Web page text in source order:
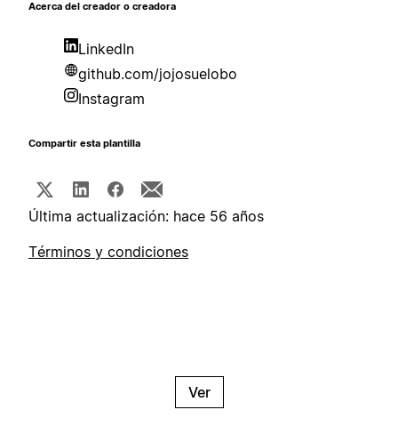
Acerca del creador o creadora
LinkedIn
github.com/jojosuelobo
Instagram
Compartir esta plantilla
Última actualización: hace 56 años
Términos y condiciones
Ver